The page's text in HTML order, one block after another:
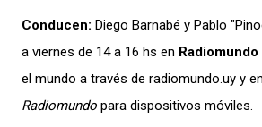
Conducen: Diego Barnabé y Pablo
a viernes de 14 a 16 hs en
el mundo a través de radiomundo.uy y
Radiomundo para dispositivos móviles.